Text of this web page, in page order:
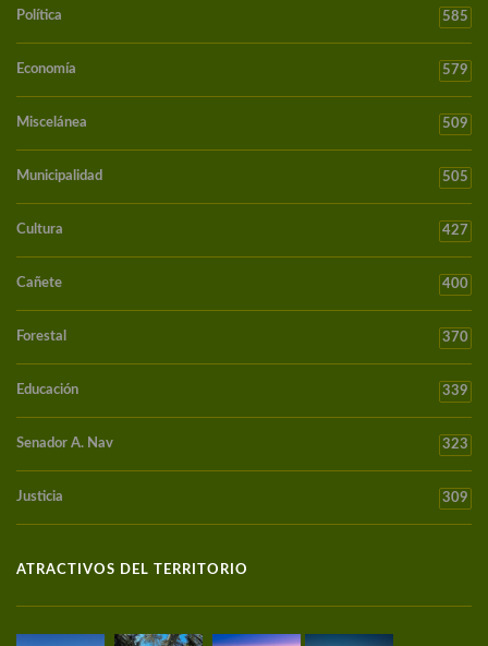
Política 585
Economía 579
Miscelánea 509
Municipalidad 505
Cultura 427
Cañete 400
Forestal 370
Educación 339
Senador A. Nav 323
Justicia 309
ATRACTIVOS DEL TERRITORIO